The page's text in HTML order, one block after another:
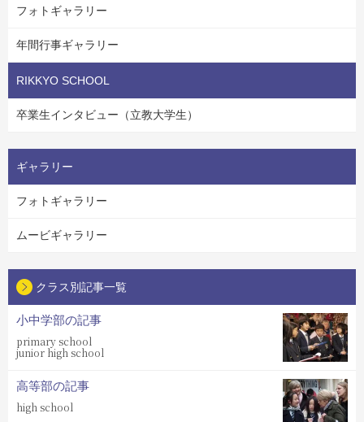
フォトギャラリー
年間行事ギャラリー
RIKKYO SCHOOL
卒業生インタビュー（立教大学生）
ギャラリー
フォトギャラリー
ムービギャラリー
クラス別記事一覧
小中学部の記事
primary school
junior high school
高等部の記事
high school